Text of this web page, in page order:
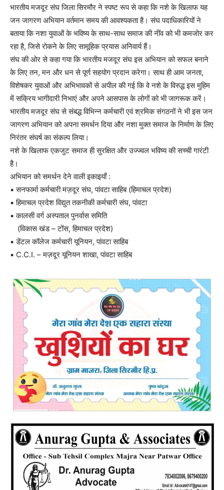
भारतीय मजदूर संघ जिला सिरमौर ने स्पष्ट रूप से कहा कि नशे के खिलाफ यह
जन जागरण अभियान वर्तमान समय की आवश्यकता है। संघ पदाधिकारियों ने
बताया कि नशा युवाओं के भविष्य के साथ-साथ समाज की नींव को भी कमजोर कर
रहा है, जिसे रोकने के लिए सामूहिक प्रयास अनिवार्य हैं।
संघ की ओर से कहा गया कि भारतीय मजदूर संघ इस अभियान को सफल बनाने
के लिए तन, मन और धन से पूर्ण सहयोग प्रदान करेगा। साथ ही आम जनता,
विशेषकर युवाओं और अभिभावकों से अपील की गई कि वे नशे के विरुद्ध इस मुहिम
में सक्रिय भागीदारी निभाएं और अपने आसपास के लोगों को भी जागरूक करें।
भारतीय मजदूर संघ से संबद्ध विभिन्न कर्मचारी एवं श्रमिक संगठनों ने भी इस जन
जागरण अभियान को अपना समर्थन दिया और नशा मुक्त समाज के निर्माण के लिए
निरंतर संघर्ष का संकल्प लिया।
नशे के खिलाफ एकजुट समाज ही सुरक्षित और उज्ज्वल भविष्य की सच्ची गारंटी
है।
अभियान को समर्थन देने वाली इकाइयाँ :
▪️ सनफार्मा कर्मचारी मज़दूर संघ, पांवटा साहिब (हिमाचल प्रदेश)
▪️ हिमाचल प्रदेश विद्युत तकनीकी कर्मचारी संघ, पांवटा
▪️ कालसी वर्ग अस्पताल पुनर्वास समिति
(विकास खंड – टोंस, हिमाचल प्रदेश)
▪️ डेंटल कॉलेज कर्मचारी यूनियन, पांवटा साहिब
▪️ C.C.I. – मज़दूर यूनियन शाखा, पांवटा साहिब